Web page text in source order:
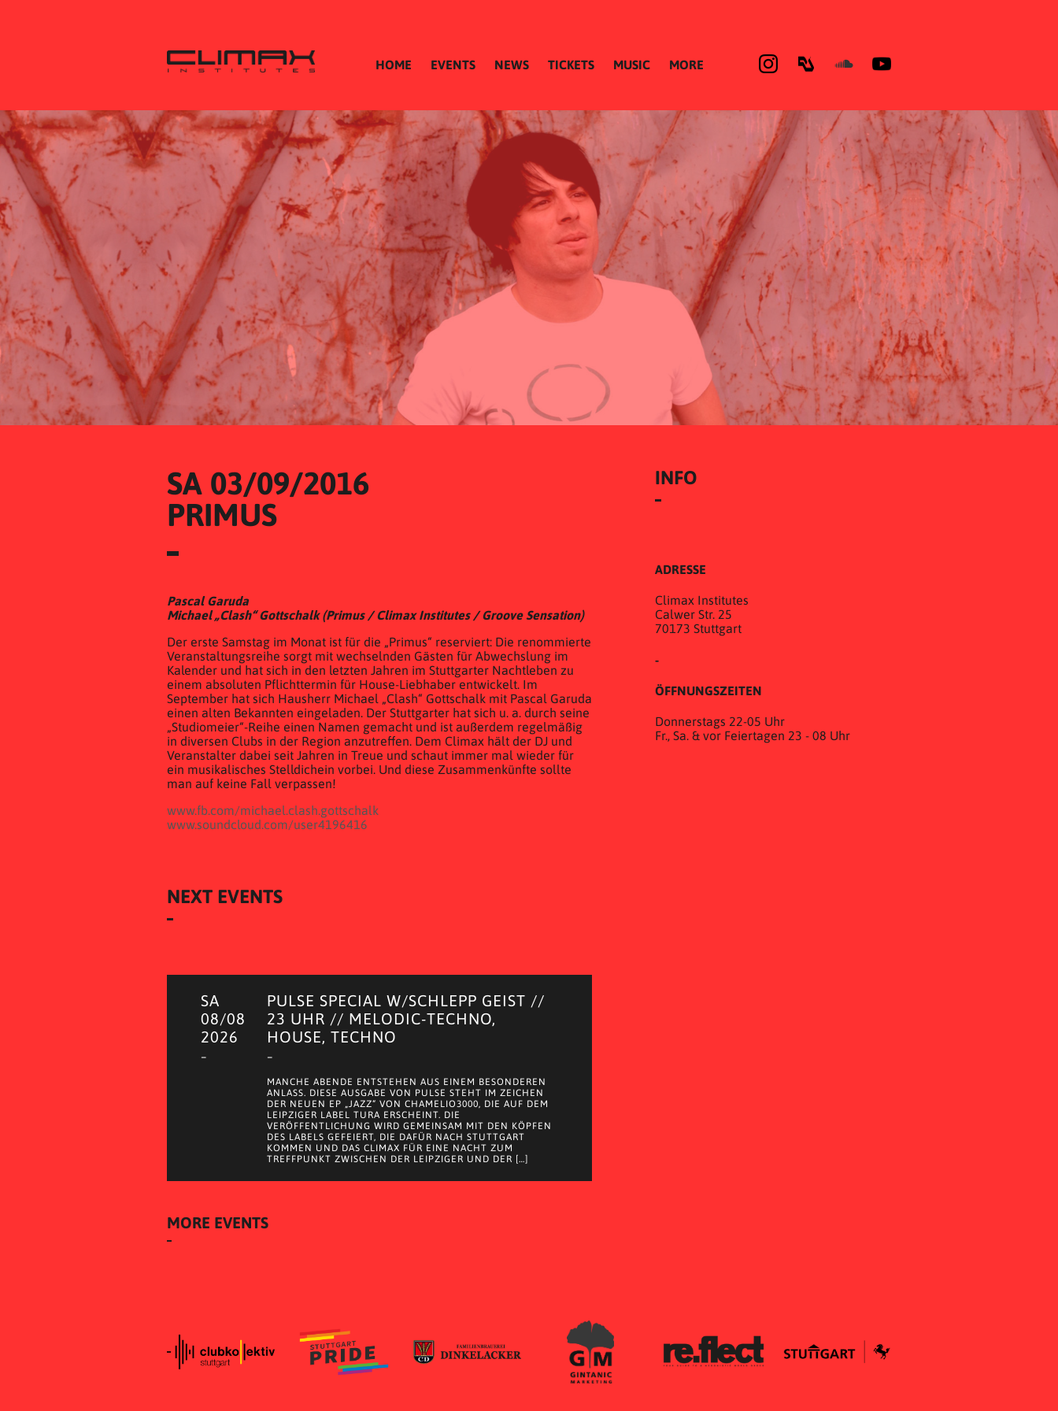
HOME EVENTS NEWS TICKETS MUSIC MORE
SA 03/09/2016
PRIMUS
Pascal Garuda
Michael „Clash“ Gottschalk (Primus / Climax Institutes / Groove Sensation)
Der erste Samstag im Monat ist für die „Primus“ reserviert: Die renommierte
Veranstaltungsreihe sorgt mit wechselnden Gästen für Abwechslung im
Kalender und hat sich in den letzten Jahren im Stuttgarter Nachtleben zu
einem absoluten Pflichttermin für House-Liebhaber entwickelt. Im
September hat sich Hausherr Michael „Clash“ Gottschalk mit Pascal Garuda
einen alten Bekannten eingeladen. Der Stuttgarter hat sich u. a. durch seine
„Studiomeier“-Reihe einen Namen gemacht und ist außerdem regelmäßig
in diversen Clubs in der Region anzutreffen. Dem Climax hält der DJ und
Veranstalter dabei seit Jahren in Treue und schaut immer mal wieder für
ein musikalisches Stelldichein vorbei. Und diese Zusammenkünfte sollte
man auf keine Fall verpassen!
www.fb.com/michael.clash.gottschalk
www.soundcloud.com/user4196416
NEXT EVENTS
SA
08/08
2026
–
PULSE SPECIAL W/SCHLEPP GEIST //
23 UHR // MELODIC-TECHNO,
HOUSE, TECHNO
–
MANCHE ABENDE ENTSTEHEN AUS EINEM BESONDEREN
ANLASS. DIESE AUSGABE VON PULSE STEHT IM ZEICHEN
DER NEUEN EP „JAZZ“ VON CHAMELIO3000, DIE AUF DEM
LEIPZIGER LABEL TURA ERSCHEINT. DIE
VERÖFFENTLICHUNG WIRD GEMEINSAM MIT DEN KÖPFEN
DES LABELS GEFEIERT, DIE DAFÜR NACH STUTTGART
KOMMEN UND DAS CLIMAX FÜR EINE NACHT ZUM
TREFFPUNKT ZWISCHEN DER LEIPZIGER UND DER […]
MORE EVENTS
INFO
ADRESSE
Climax Institutes
Calwer Str. 25
70173 Stuttgart
-
ÖFFNUNGSZEITEN
Donnerstags 22-05 Uhr
Fr., Sa. & vor Feiertagen 23 - 08 Uhr